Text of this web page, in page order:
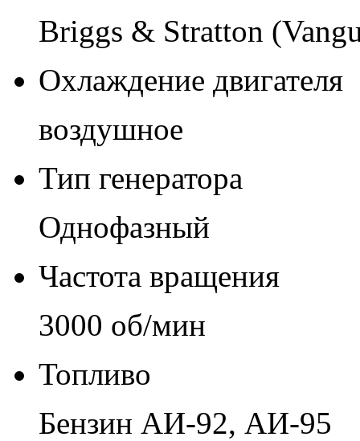
Briggs & Stratton
Охлаждение двигателя
воздушное
Тип генератора
Однофазный
Частота вращения
3000 об/мин
Топливо
Бензин АИ-92, АИ-95